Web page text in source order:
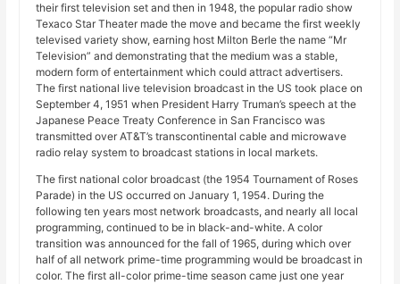
their first television set and then in 1948, the popular radio show
Texaco Star Theater made the move and became the first weekly
televised variety show, earning host Milton Berle the name “Mr
Television” and demonstrating that the medium was a stable,
modern form of entertainment which could attract advertisers.
The first national live television broadcast in the US took place on
September 4, 1951 when President Harry Truman’s speech at the
Japanese Peace Treaty Conference in San Francisco was
transmitted over AT&T’s transcontinental cable and microwave
radio relay system to broadcast stations in local markets.
The first national color broadcast (the 1954 Tournament of Roses
Parade) in the US occurred on January 1, 1954. During the
following ten years most network broadcasts, and nearly all local
programming, continued to be in black-and-white. A color
transition was announced for the fall of 1965, during which over
half of all network prime-time programming would be broadcast in
color. The first all-color prime-time season came just one year